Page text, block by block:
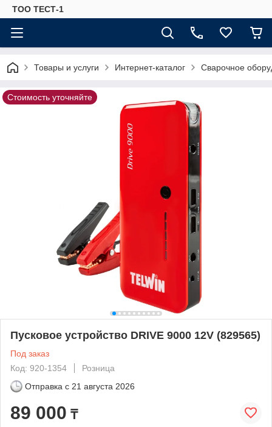
ТОО ТЕСТ-1
Товары и услуги Интернет-каталог Сварочное
Стоимость уточняйте
Пусковое устройство DRIVE 9000 12V (829565)
Под заказ
Код: 920-1354
Розница
Отправка с 21 августа 2026
89 000 ₸